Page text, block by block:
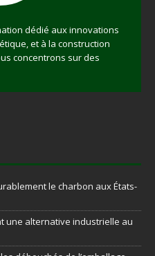
dédié aux innovations
et à la construction
concentrons sur des
le charbon aux États-
une alternative industrielle au